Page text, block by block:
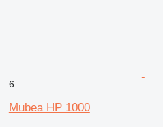
6
Mubea HP 1000